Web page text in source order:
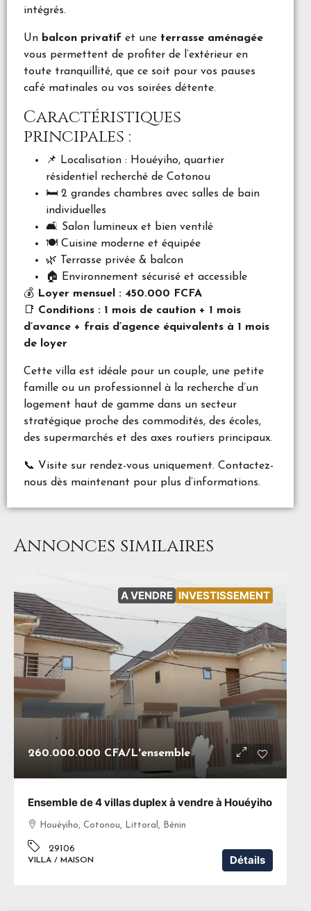
intégrés.
Un balcon privatif et une terrasse aménagée
vous permettent de profiter de l’extérieur en
toute tranquillité, que ce soit pour vos pauses
café matinales ou vos soirées détente.
Caractéristiques
principales :
📌 Localisation : Houéyiho, quartier
résidentiel recherché de Cotonou
🛏️ 2 grandes chambres avec salles de bain
individuelles
🛋️ Salon lumineux et bien ventilé
🍽️ Cuisine moderne et équipée
🌿 Terrasse privée & balcon
🏠 Environnement sécurisé et accessible
💰 Loyer mensuel : 450.000 FCFA
📑 Conditions : 1 mois de caution + 1 mois
d’avance + frais d’agence équivalents à 1 mois
de loyer
Cette villa est idéale pour un couple, une petite
famille ou un professionnel à la recherche d’un
logement haut de gamme dans un secteur
stratégique proche des commodités, des écoles,
des supermarchés et des axes routiers principaux.
📞 Visite sur rendez-vous uniquement. Contactez-
nous dès maintenant pour plus d’informations.
Annonces similaires
A VENDRE INVESTISSEMENT
260.000.000 CFA/L'ensemble
Ensemble de 4 villas duplex à vendre à Houéyiho
Houéyiho, Cotonou, Littoral, Bénin
29106
VILLA / MAISON Détails